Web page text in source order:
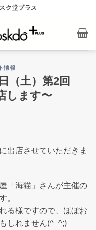
ク堂プラス
情報
（土）第2回
します〜
出店させていただきま
「海猫」さんが主催の
。
る様ですので、ほぼお
しれません(^_^;)